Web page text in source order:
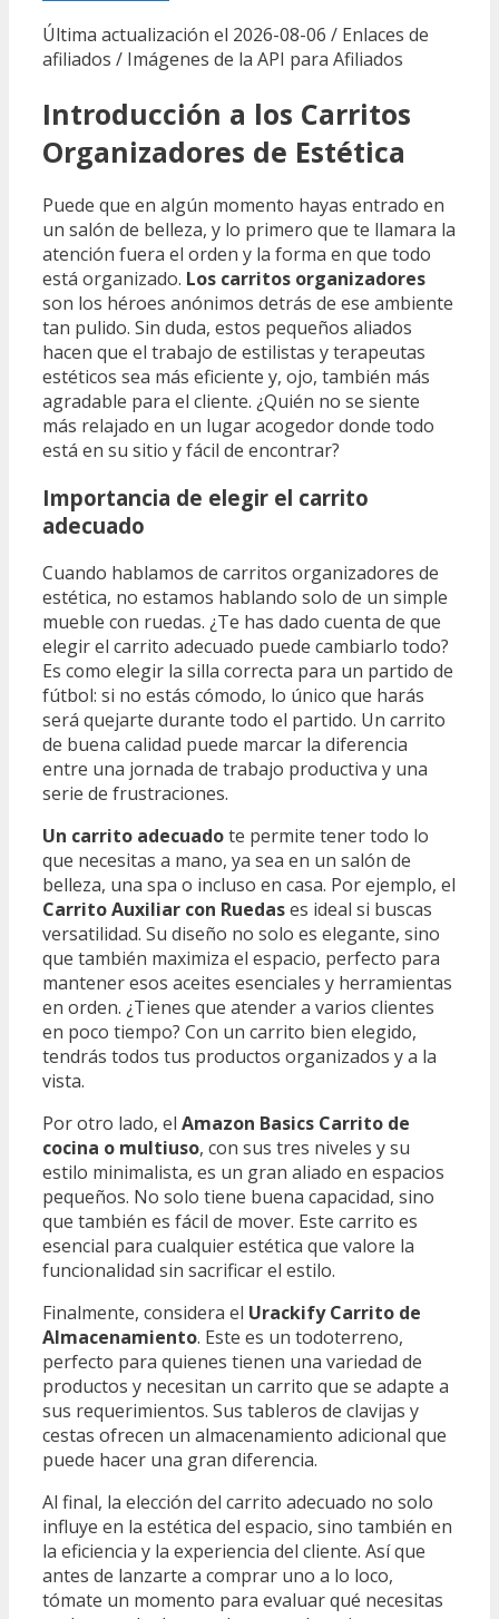
Última actualización el 2026-08-06 / Enlaces de
afiliados / Imágenes de la API para Afiliados
Introducción a los Carritos
Organizadores de Estética
Puede que en algún momento hayas entrado en
un salón de belleza, y lo primero que te llamara la
atención fuera el orden y la forma en que todo
está organizado. Los carritos organizadores
son los héroes anónimos detrás de ese ambiente
tan pulido. Sin duda, estos pequeños aliados
hacen que el trabajo de estilistas y terapeutas
estéticos sea más eficiente y, ojo, también más
agradable para el cliente. ¿Quién no se siente
más relajado en un lugar acogedor donde todo
está en su sitio y fácil de encontrar?
Importancia de elegir el carrito
adecuado
Cuando hablamos de carritos organizadores de
estética, no estamos hablando solo de un simple
mueble con ruedas. ¿Te has dado cuenta de que
elegir el carrito adecuado puede cambiarlo todo?
Es como elegir la silla correcta para un partido de
fútbol: si no estás cómodo, lo único que harás
será quejarte durante todo el partido. Un carrito
de buena calidad puede marcar la diferencia
entre una jornada de trabajo productiva y una
serie de frustraciones.
Un carrito adecuadote permite tener todo lo
que necesitas a mano, ya sea en un salón de
belleza, una spa o incluso en casa. Por ejemplo, el
Carrito Auxiliar con Ruedases ideal si buscas
versatilidad. Su diseño no solo es elegante, sino
que también maximiza el espacio, perfecto para
mantener esos aceites esenciales y herramientas
en orden. ¿Tienes que atender a varios clientes
en poco tiempo? Con un carrito bien elegido,
tendrás todos tus productos organizados y a la
vista.
Por otro lado, el Amazon Basics Carrito de
cocina o multiuso, con sus tres niveles y su
estilo minimalista, es un gran aliado en espacios
pequeños. No solo tiene buena capacidad, sino
que también es fácil de mover. Este carrito es
esencial para cualquier estética que valore la
funcionalidad sin sacrificar el estilo.
Finalmente, considera el Urackify Carrito de
Almacenamiento. Este es un todoterreno,
perfecto para quienes tienen una variedad de
productos y necesitan un carrito que se adapte a
sus requerimientos. Sus tableros de clavijas y
cestas ofrecen un almacenamiento adicional que
puede hacer una gran diferencia.
Al final, la elección del carrito adecuado no solo
influye en la estética del espacio, sino también en
la eficiencia y la experiencia del cliente. Así que
antes de lanzarte a comprar uno a lo loco,
tómate un momento para evaluar qué necesitas